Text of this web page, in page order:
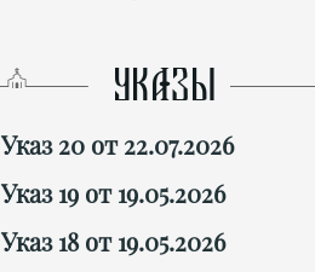
УКАЗЫ
Указ 20 от 22.07.2026
Указ 19 от 19.05.2026
Указ 18 от 19.05.2026